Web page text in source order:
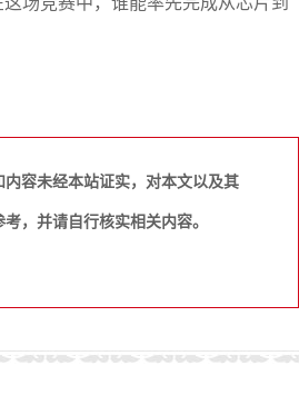
容未经本站证实，对本文以及其
，并请自行核实相关内容。